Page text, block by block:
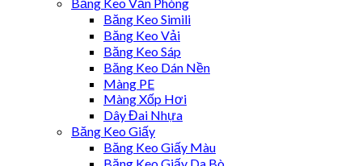
Băng Keo Simili
Băng Keo Vải
Băng Keo Sáp
Băng Keo Dán Nền
Màng PE
Màng Xốp Hơi
Dây Đai Nhựa
Băng Keo Giấy
Băng Keo Giấy Màu